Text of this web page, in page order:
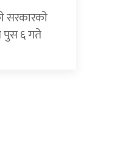
सरकारकाे
पुस ६ गते